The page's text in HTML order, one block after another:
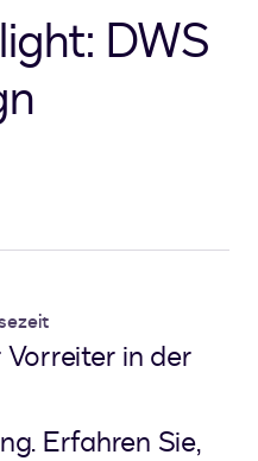
DWS
in der
Erfahren Sie,